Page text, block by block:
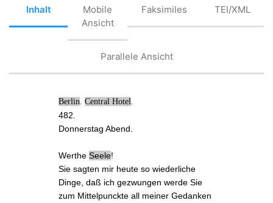
Inhalt
Mobile
Ansicht
Faksimiles TEI/XML
Parallele Ansicht
Berlin .Central Hotel
482.
Donnerstag Abend.
WertheSeele!
Sie sagten mir heute sowiederliche
Dinge, daß ich gezwungen werde Sie
zum Mittelpunckte all meiner Gedanken